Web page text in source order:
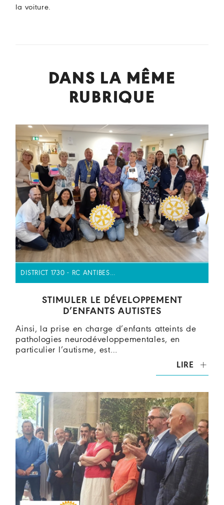
la voiture.
DANS LA MÊME
RUBRIQUE
DISTRICT 1730 - RC ANTIBES…
STIMULER LE DÉVELOPPEMENT
D’ENFANTS AUTISTES
Ainsi, la prise en charge d’enfants atteints de
pathologies neurodéveloppementales, en
particulier l’autisme, est…
LIRE